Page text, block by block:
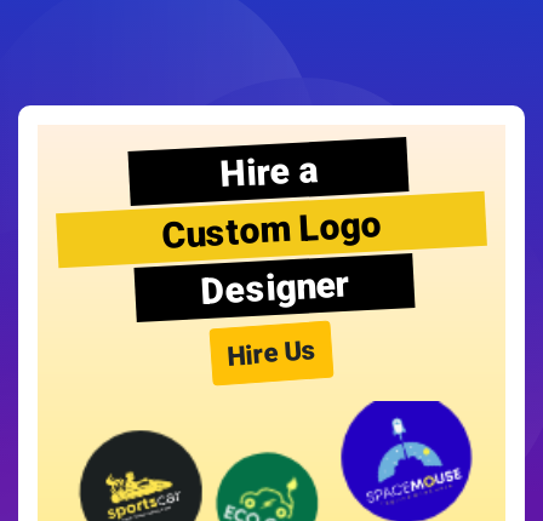
Hire a
Custom Logo
Designer
Hire Us